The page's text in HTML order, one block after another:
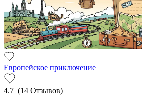
Европейское приключение
4.7 (14 Отзывов)